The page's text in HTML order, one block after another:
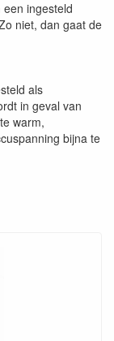
ingesteld
niet, dan gaat de
als
in geval van
warm,
bijna te